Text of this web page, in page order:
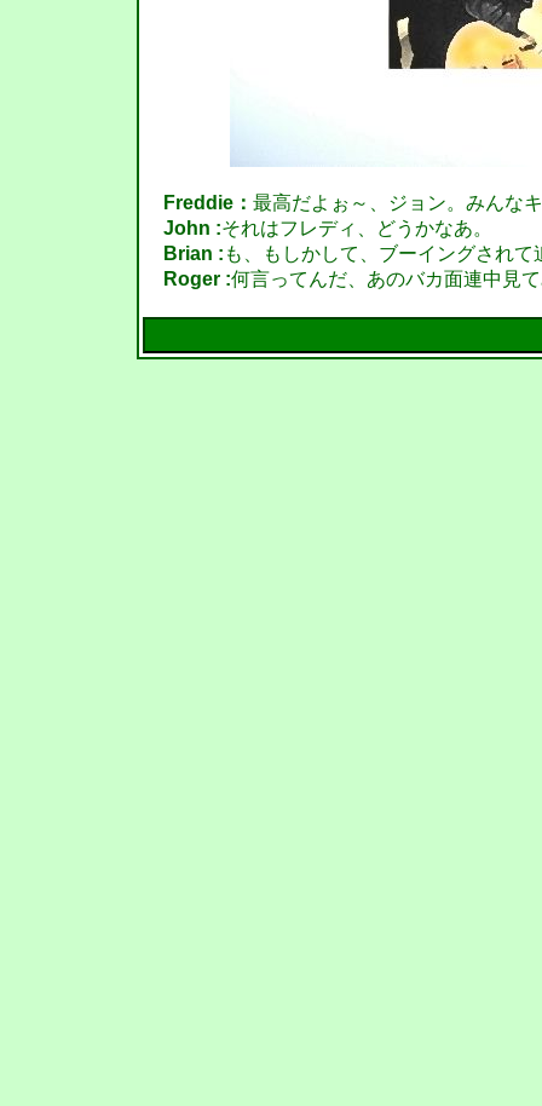
Freddie： 最高だよぉ～、ジョン。みんな
John :それはフレディ、どうかなあ。
Brian : も、もしかして、ブーイングされ
Roger :何言ってんだ、あのバカ面連中見